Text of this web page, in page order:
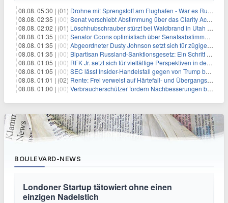
08.08. 05:30 | (01) Drohne mit Sprengstoff am Flughafen - War es Russland?
08.08. 02:35 | (00) Senat verschiebt Abstimmung über das Clarity Act: Auswirkungen auf Unternehmen und das Vertrauen der Investoren
08.08. 02:02 | (01) Löschhubschrauber stürzt bei Waldbrand in Utah ab
08.08. 01:35 | (00) Senator Coons optimistisch über Senatsabstimmungen angesichts von Finanzierungsbedenken
08.08. 01:35 | (00) Abgeordneter Dusty Johnson setzt sich für zügige Regierungsfinanzierung angesichts von Shutdown-Risiken ein
08.08. 01:35 | (00) Bipartisan Russland-Sanktionsgesetz: Ein Schritt in Richtung Energieunabhängigkeit
08.08. 01:05 | (00) RFK Jr. setzt sich für vielfältige Perspektiven in der Gesundheitspolitik beim CDC-Gedenkakt ein
08.08. 01:05 | (00) SEC lässt Insider-Handelsfall gegen von Trump begnadigten Manager fallen
08.08. 01:01 | (02) Rente: Frei verweist auf Härtefall- und Übergangsregelungen
08.08. 01:00 | (00) Verbraucherschützer fordern Nachbesserungen bei Frühstartrente
BOULEVARD-NEWS
Londoner Startup tätowiert ohne einen
einzigen Nadelstich